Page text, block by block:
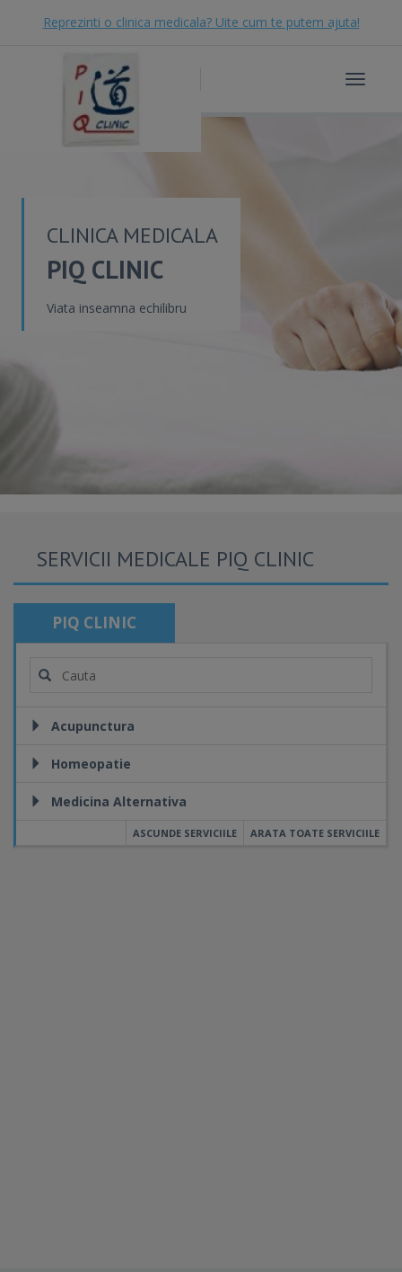
Reprezinti o clinica medicala? Uite cum te putem ajuta!
Toggle
CLINICA MEDICALA
PIQ CLINIC
Viata inseamna echilibru
SERVICII MEDICALE PIQ CLINIC
PIQ CLINIC
Acupunctura
Homeopatie
Medicina Alternativa
ARATA TOATE SERVICIILE
ASCUNDE SERVICIILE